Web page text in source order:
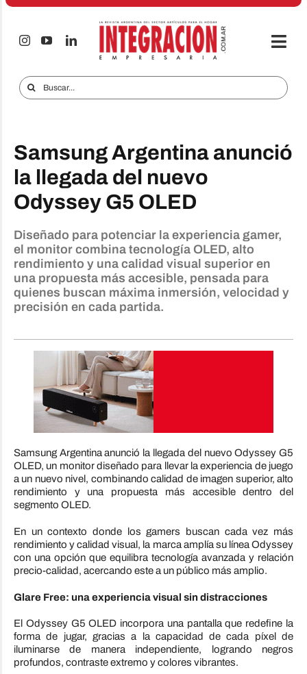
Saltar
Celulares
Anuncie
Contacto
Buscar:
Samsung Argentina anunció
la llegada del nuevo
Odyssey G5 OLED
Diseñado para potenciar la experiencia gamer,
el monitor combina tecnología OLED, alto
rendimiento y una calidad visual superior en
una propuesta más accesible, pensada para
quienes buscan máxima inmersión, velocidad y
precisión en cada partida.
Samsung Argentina anunció la llegada del nuevo Odyssey G5
OLED, un monitor diseñado para llevar la experiencia de juego
a un nuevo nivel, combinando calidad de imagen superior, alto
rendimiento y una propuesta más accesible dentro del
segmento OLED.
En un contexto donde los gamers buscan cada vez más
rendimiento y calidad visual, la marca amplía su línea Odyssey
con una opción que equilibra tecnología avanzada y relación
precio-calidad, acercando este a un público más amplio.
Glare Free: una experiencia visual sin distracciones
El Odyssey G5 OLED incorpora una pantalla que redefine la
forma de jugar, gracias a la capacidad de cada píxel de
iluminarse de manera independiente, logrando negros
profundos, contraste extremo y colores vibrantes.